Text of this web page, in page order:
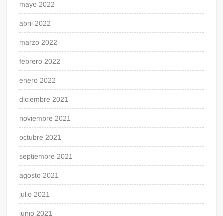
mayo 2022
abril 2022
marzo 2022
febrero 2022
enero 2022
diciembre 2021
noviembre 2021
octubre 2021
septiembre 2021
agosto 2021
julio 2021
junio 2021